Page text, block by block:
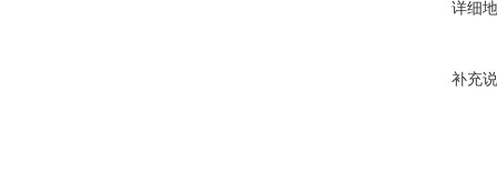
详细
补充